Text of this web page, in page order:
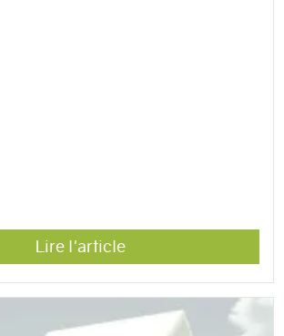
Lire l'article